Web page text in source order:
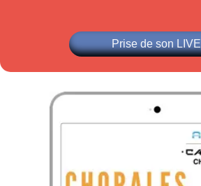
Prise de son LIVE